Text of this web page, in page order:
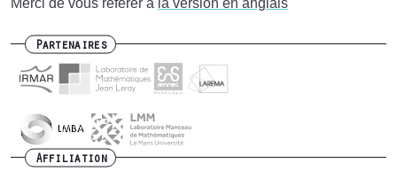
Partenaires
Affiliation